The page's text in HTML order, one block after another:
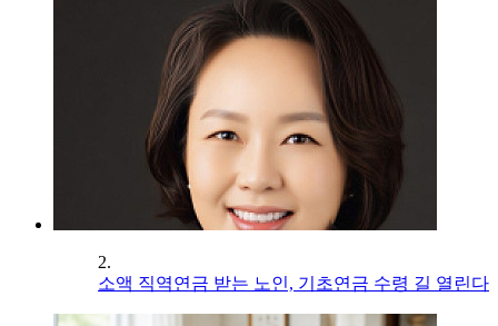
2.
소액 직역연금 받는 노인, 기초연금 수령 길 열린다